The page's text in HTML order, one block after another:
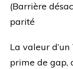
(Barrière
parité
La valeur
prime de gap,